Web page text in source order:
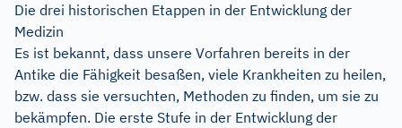
Die drei historischen Etappen in der Entwicklung der
Medizin
Es ist bekannt, dass unsere Vorfahren bereits in der
Antike die Fähigkeit besaßen, viele Krankheiten zu heilen,
bzw. dass sie versuchten, Methoden zu finden, um sie zu
bekämpfen. Die erste Stufe in der Entwicklung der